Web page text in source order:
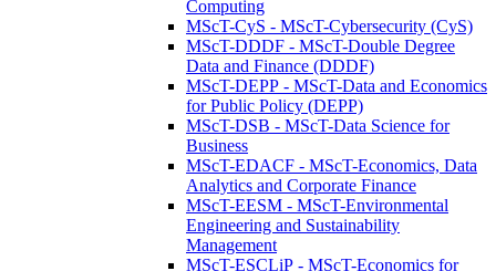
Computing
MScT-CyS - MScT-Cybersecurity (CyS)
MScT-DDDF - MScT-Double Degree
Data and Finance (DDDF)
MScT-DEPP - MScT-Data and Economics
for Public Policy (DEPP)
MScT-DSB - MScT-Data Science for
Business
MScT-EDACF - MScT-Economics, Data
Analytics and Corporate Finance
MScT-EESM - MScT-Environmental
Engineering and Sustainability
Management
MScT-ESCLiP - MScT-Economics for